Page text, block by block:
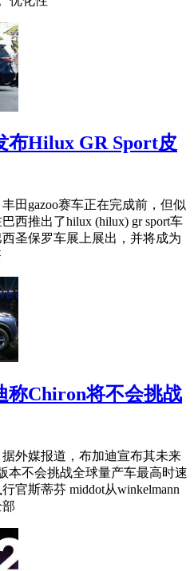
布Hilux GR Sport皮
田gazoo赛车正在完成前，但似
西推出了hilux (hilux) gr sport车
圣保罗车展上展出，并将成为
称Chiron将不会挑战
据外媒报道，布加迪宣布其未来
本不会挑战全球量产车最高时速
官斯蒂芬 middot从winkelmann